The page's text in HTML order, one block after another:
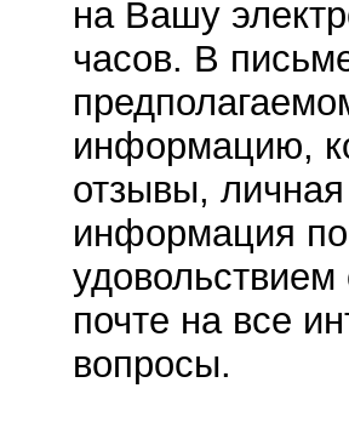
на Вашу
часов. В
информацию,
отзывы,
информация
удовольствием
почте на все
вопросы.